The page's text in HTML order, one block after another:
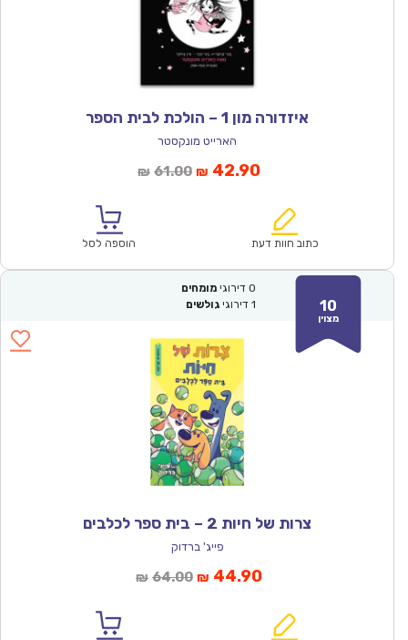
איזדורה מון 1 – הולכת לבית הספר
הארייט מונקסטר
₪ 61.00המחיר
₪61.00.
₪ 42.90המחיר
הוא:
כתוב חוות דעת הוספה לסל
10
מצוין
0 דירוגי מומחים
1 דירוגי גולשים
צרות של חיות 2 – בית ספר לכלבים
פייג' ברדוק
₪ 64.00המחיר
₪ 44.90המחיר
הוא: